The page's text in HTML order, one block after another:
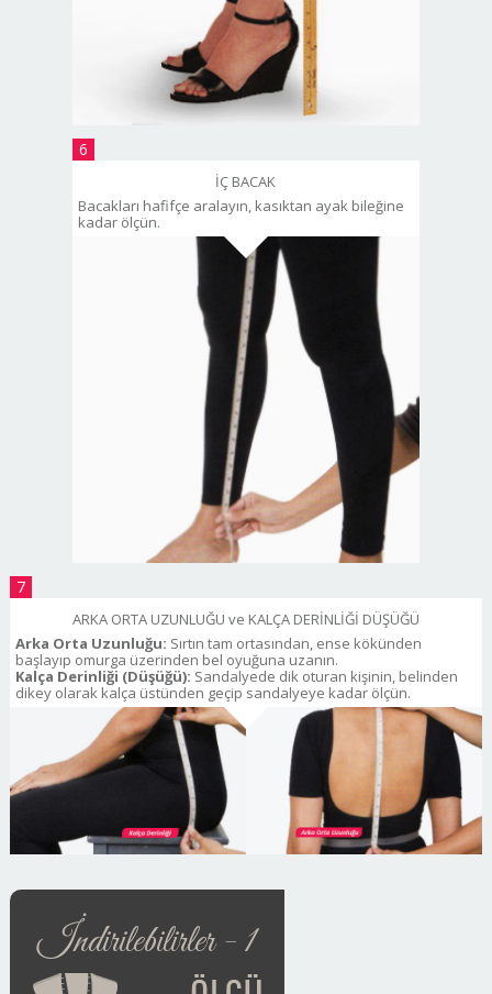
6
İÇ BACAK
Bacakları hafifçe aralayın, kasıktan ayak bileğine
kadar ölçün.
7
ARKA ORTA UZUNLUĞU ve KALÇA DERİNLİĞİ DÜŞÜĞÜ
Arka Orta Uzunluğu: Sırtın tam ortasından, ense kökünden
başlayıp omurga üzerinden bel oyuğuna uzanın.
Kalça Derinliği (Düşüğü): Sandalyede dik oturan kişinin, belinden
dikey olarak kalça üstünden geçip sandalyeye kadar ölçün.
İndirilebilirler - 1